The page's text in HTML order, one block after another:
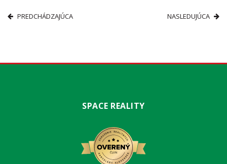
PREDCHÁDZAJÚCA NASLEDUJÚCA
SPACE REALITY